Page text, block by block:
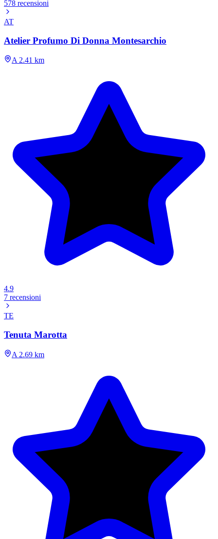
578 recensioni
AT
Atelier Profumo Di Donna Montesarchio
A 2.41 km
4.9
7 recensioni
TE
Tenuta Marotta
A 2.69 km